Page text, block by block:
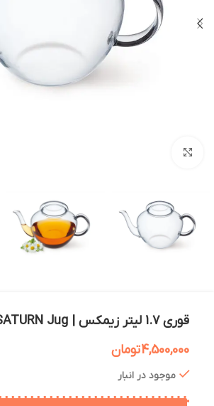
قوری 1.7 لیتر زیمکس | Simax SATURN Jug
4,500,000تومان
موجود در انبار